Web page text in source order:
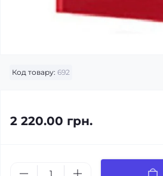
Код товару: 692
2 220.00 грн.